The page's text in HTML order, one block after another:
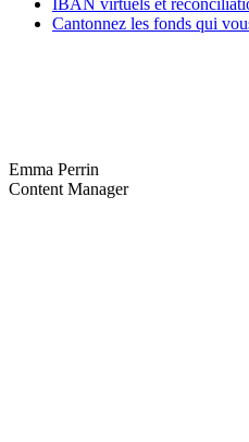
IBAN virtuels et
Cantonnez les fonds qui
Emma Perrin
Content Manager